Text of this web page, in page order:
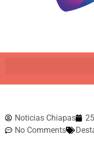
Noticias Chiapas
No Comments